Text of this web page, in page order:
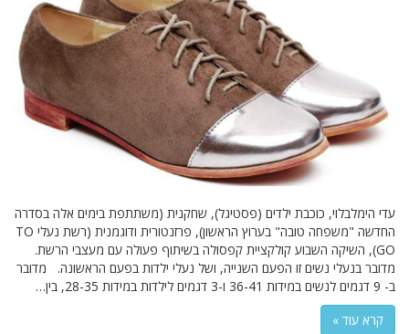
עדי הימלבלוי, כוכבת ילדים (פסטיגל), שחקנית (משתתפת בימים אלה בסדרה
החדשה "משפחה טובה" בערוץ הראשון), פרזנטורית ודוגמנית (רשת נעלי TO
GO), השיקה השבוע קולקציית קפסולה בשיתוף פעולה עם מעצבי הרשת.
מדובר בנעלי נשים זו הפעם השנייה, ושל נעלי ילדות בפעם הראשונה. מדובר
ב- 9 דגמים לנשים במידות 36-41 ו-3 דגמים לילדות במידות 28-35, בין…
קרא עוד »